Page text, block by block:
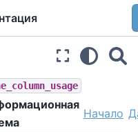
Начало